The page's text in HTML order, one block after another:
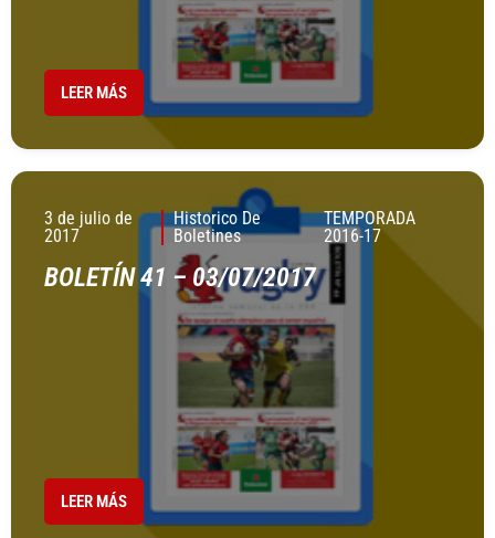
LEER MÁS
3 de julio de
2017
Historico De
Boletines
TEMPORADA
2016-17
BOLETÍN 41 – 03/07/2017
LEER MÁS